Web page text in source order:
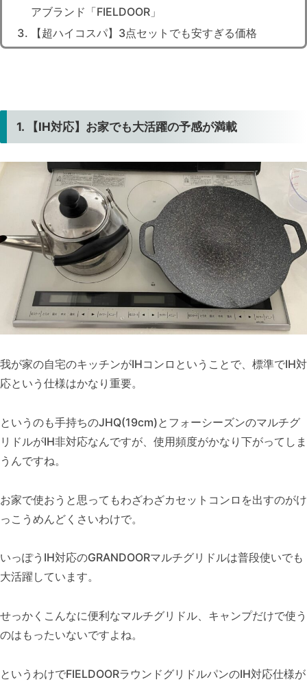
アブランド「FIELDOOR」
【超ハイコスパ】3点セットでも安すぎる価格
1. 【IH対応】お家でも大活躍の予感が満載
我が家の自宅のキッチンがIHコンロということで、標準でIH対
応という仕様はかなり重要。
というのも手持ちのJHQ(19cm)とフォーシーズンのマルチグ
リドルがIH非対応なんですが、使用頻度がかなり下がってしま
うんですね。
お家で使おうと思ってもわざわざカセットコンロを出すのがけ
っこうめんどくさいわけで。
いっぽうIH対応のGRANDOORマルチグリドルは普段使いでも
大活躍しています。
せっかくこんなに便利なマルチグリドル、キャンプだけで使う
のはもったいないですよね。
というわけでFIELDOORラウンドグリドルパンのIH対応仕様が